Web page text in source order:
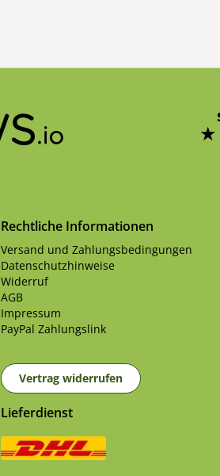
Rechtliche Informationen
Versand und Zahlungsbedingungen
Datenschutzhinweise
Widerruf
AGB
Impressum
PayPal Zahlungslink
Vertrag widerrufen
Lieferdienst